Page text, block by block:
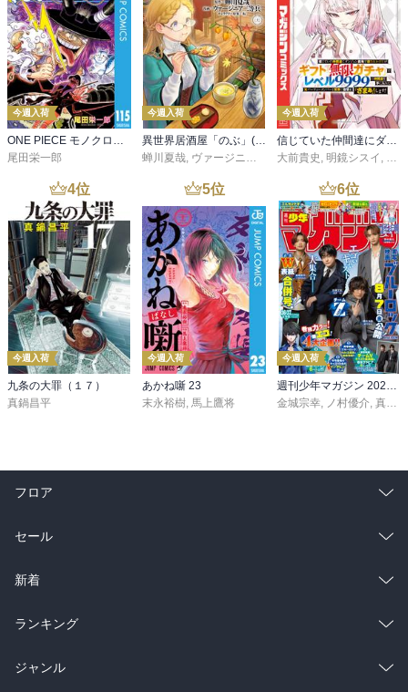
今週入荷
ONE PIECE モノクロ版 115
尾田栄一郎
今週入荷
異世界居酒屋「のぶ」(22)
蝉川夏哉, ヴァージニア二等兵 ,転
今週入荷
信じていた仲間達にダンジョン奥地で殺されかけたがギフト『無限ガチャ』でレベル９９９９の仲間達を手に入れて元パーティーメンバーと世界に復讐＆『ざまぁ！』します！（２３）
大前貴史 , 明鏡シスイ , ｔ
4位
今週入荷
九条の大罪（１７）
真鍋昌平
5位
今週入荷
あかね噺 23
末永裕樹, 馬上鷹将
6位
今週入荷
週刊少年マガジン 2026年36・37号[2026年8月5日発売]
金城宗幸, ノ村優介, 真島ヒロ
フロア
総合
ラノベ
雑誌・グラビア
BL・TL
セール
総合
ラノベ
雑誌・グラビア
新着
総合
ラノベ
ランキング
総合
ジャンル